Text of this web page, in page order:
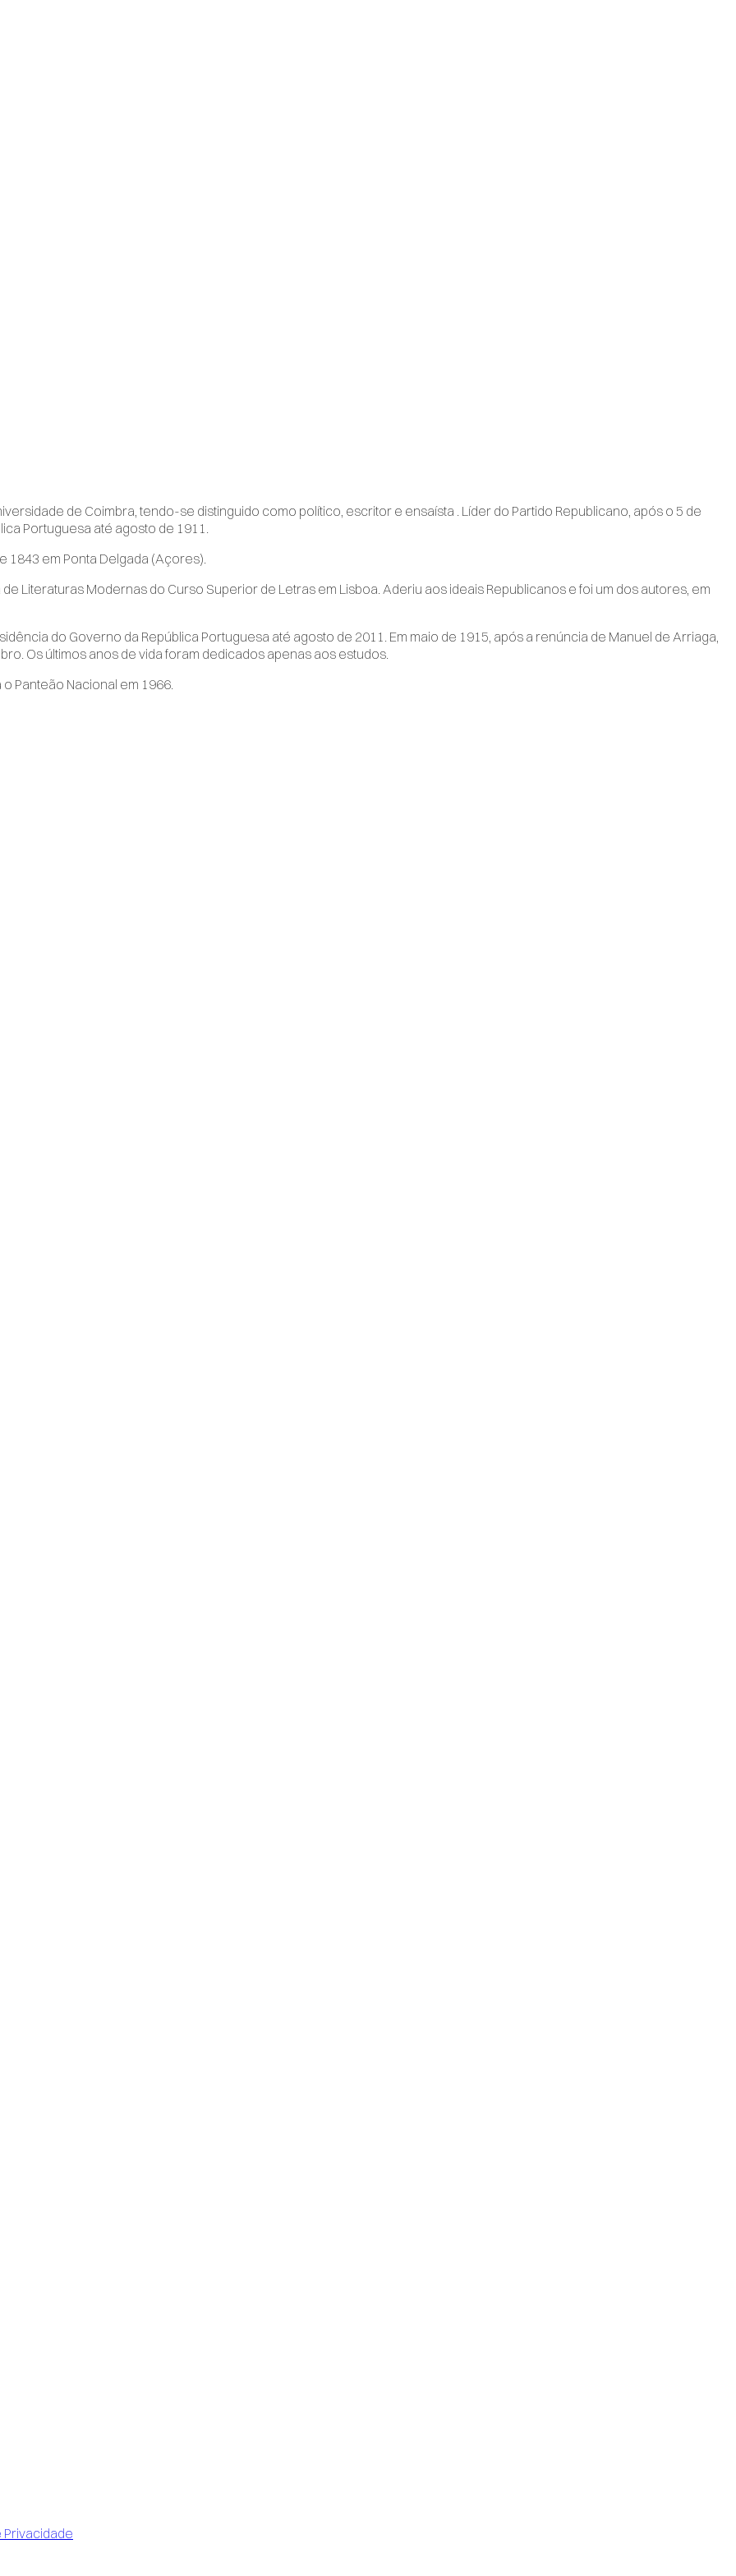
de Coimbra, tendo-se distinguido como político, escritor e ensaísta . Líder do Partido Republicano, após o 5 de
Portuguesa até agosto de 1911.
em Ponta Delgada (Açores).
Literaturas Modernas do Curso Superior de Letras em Lisboa. Aderiu aos ideais Republicanos e foi um dos autores, em
do Governo da República Portuguesa até agosto de 2011. Em maio de 1915, após a renúncia de Manuel de Arriaga,
Os últimos anos de vida foram dedicados apenas aos estudos.
Panteão Nacional em 1966.
Privacidade